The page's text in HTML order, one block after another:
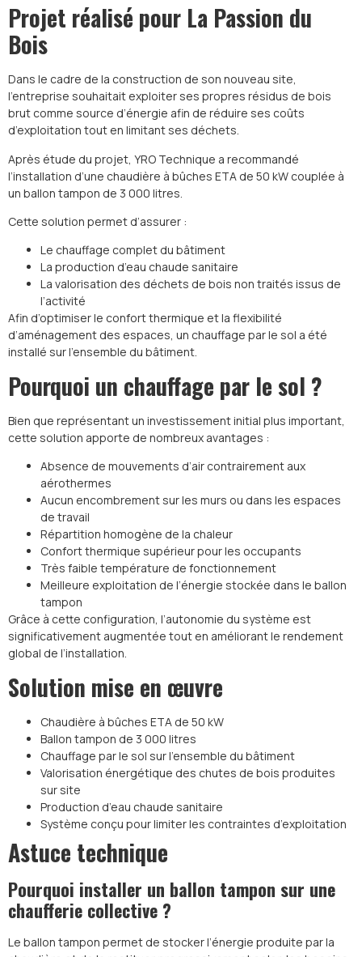
Projet réalisé pour La Passion du
Bois
Dans le cadre de la construction de son nouveau site,
l’entreprise souhaitait exploiter ses propres résidus de bois
brut comme source d’énergie afin de réduire ses coûts
d’exploitation tout en limitant ses déchets.
Après étude du projet, YRO Technique a recommandé
l’installation d’une chaudière à bûches ETA de 50 kW couplée à
un ballon tampon de 3 000 litres.
Cette solution permet d’assurer :
Le chauffage complet du bâtiment
La production d’eau chaude sanitaire
La valorisation des déchets de bois non traités issus de
l’activité
Afin d’optimiser le confort thermique et la flexibilité
d’aménagement des espaces, un chauffage par le sol a été
installé sur l’ensemble du bâtiment.
Pourquoi un chauffage par le sol ?
Bien que représentant un investissement initial plus important,
cette solution apporte de nombreux avantages :
Absence de mouvements d’air contrairement aux
aérothermes
Aucun encombrement sur les murs ou dans les espaces
de travail
Répartition homogène de la chaleur
Confort thermique supérieur pour les occupants
Très faible température de fonctionnement
Meilleure exploitation de l’énergie stockée dans le ballon
tampon
Grâce à cette configuration, l’autonomie du système est
significativement augmentée tout en améliorant le rendement
global de l’installation.
Solution mise en œuvre
Chaudière à bûches ETA de 50 kW
Ballon tampon de 3 000 litres
Chauffage par le sol sur l’ensemble du bâtiment
Valorisation énergétique des chutes de bois produites
sur site
Production d’eau chaude sanitaire
Système conçu pour limiter les contraintes d’exploitation
Astuce technique
Pourquoi installer un ballon tampon sur une
chaufferie collective ?
Le ballon tampon permet de stocker l’énergie produite par la